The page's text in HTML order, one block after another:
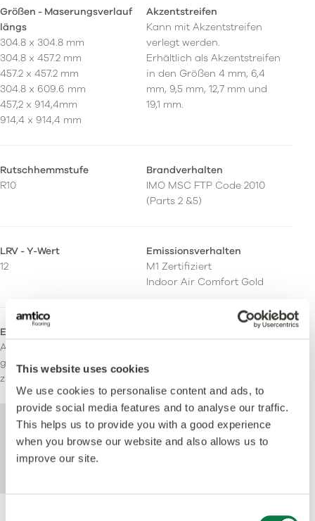
This website uses cookies
We use cookies to personalise content and ads, to
provide social media features and to analyse our traffic.
This helps us to provide you with a good experience
when you browse our website and also allows us to
improve our site.
Größen - Maserungsverlauf
längs
304.8 x 304.8 mm
304.8 x 457.2 mm
457.2 x 457.2 mm
304.8 x 609.6 mm
457,2 x 914,4mm
914,4 x 914,4 mm
Akzentstreifen
Kann mit Akzentstreifen
verlegt werden.
Erhältlich als Akzentstreifen
in den Größen 4 mm, 6,4
mm, 9,5 mm, 12,7 mm und
19,1 mm.
Rutschhemmstufe
R10
Brandverhalten
IMO MSC FTP Code 2010
(Parts 2 &5)
LRV - Y-Wert
12
Emissionsverhalten
M1 Zertifiziert
Indoor Air Comfort Gold
Einsatzbereich
Amtico Marine ist von der Lloyds Register Verification
gemäß der Marine Equipment Directive und SOLAS
zugelassen.
Weitere technische Informationen zu
diesem Produkt finden Sie im Dokument
mit den technischen Spezifikationen, das